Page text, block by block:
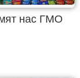
нас ГМО